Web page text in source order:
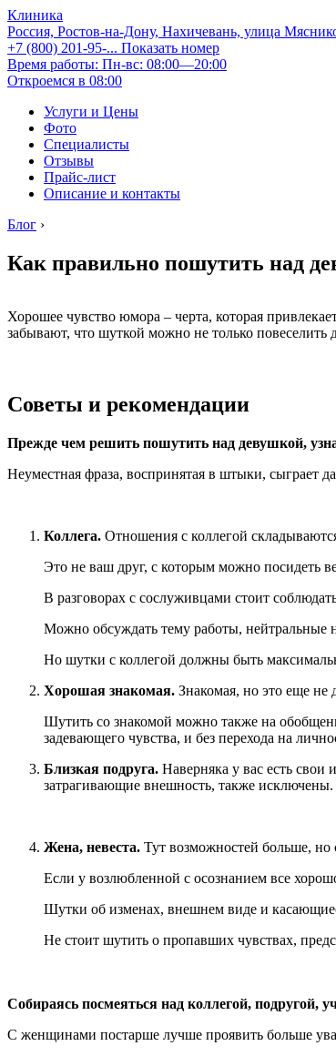
Клиника
Россия, Ростов-на-Дону, Нахичевань, улица
+7 (800) 201-95-... Показать номер
Время работы: Пн-вс: 08:00—20:00
Откроемся в 08:00
Услуги и Цены
Фото
Специалисты
Отзывы
Прайс-лист
Описание и контакты
Блог ›
Как правильно пошутить над
Хорошее чувство юмора – черта, которая
забывают, что шуткой можно не только повеселить
Советы и рекомендации
Прежде чем решить пошутить над девушкой,
Неуместная фраза, воспринятая в штыки, сыграет
Коллега. Отношения с коллегой
Это не ваш друг, с которым можно посидеть
В разговорах с сослуживцами стоит
Можно обсуждать тему работы, нейтральные
Но шутки с коллегой должны быть
Хорошая знакомая. Знакомая, но это еще не
Шутить со знакомой можно также на
задевающего чувства, и без перехода на
Близкая подруга. Наверняка у вас есть
затрагивающие внешность, также исключены.
Жена, невеста. Тут возможностей больше,
Если у возлюбленной с осознанием все
Шутки об изменах, внешнем виде и
Не стоит шутить о пропавших чувствах,
Собираясь посмеяться над коллегой, подругой,
С женщинами постарше лучше проявить больше